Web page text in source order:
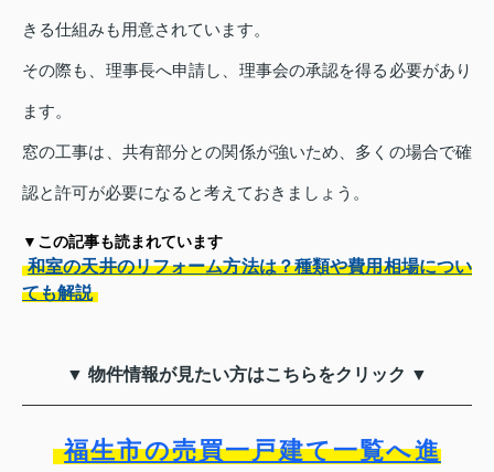
きる仕組みも用意されています。
その際も、理事長へ申請し、理事会の承認を得る必要があり
ます。
窓の工事は、共有部分との関係が強いため、多くの場合で確
認と許可が必要になると考えておきましょう。
▼この記事も読まれています
和室の天井のリフォーム方法は？種類や費用相場につい
ても解説
▼ 物件情報が見たい方はこちらをクリック ▼
福生市の売買一戸建て一覧へ進